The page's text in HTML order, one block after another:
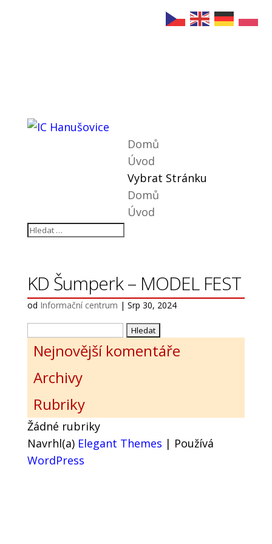
Domů
Úvod
Vybrat Stránku
Domů
Úvod
KD Šumperk – MODEL FEST
od Informační centrum | Srp 30, 2024
Vyhledávání
Nejnovější komentáře
Archivy
Rubriky
Žádné rubriky
Navrhl(a) Elegant Themes | Používá
WordPress